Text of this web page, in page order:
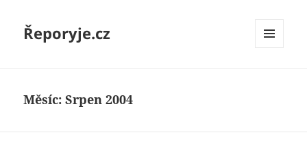
Řeporyje.cz
Měsíc:Srpen 2004